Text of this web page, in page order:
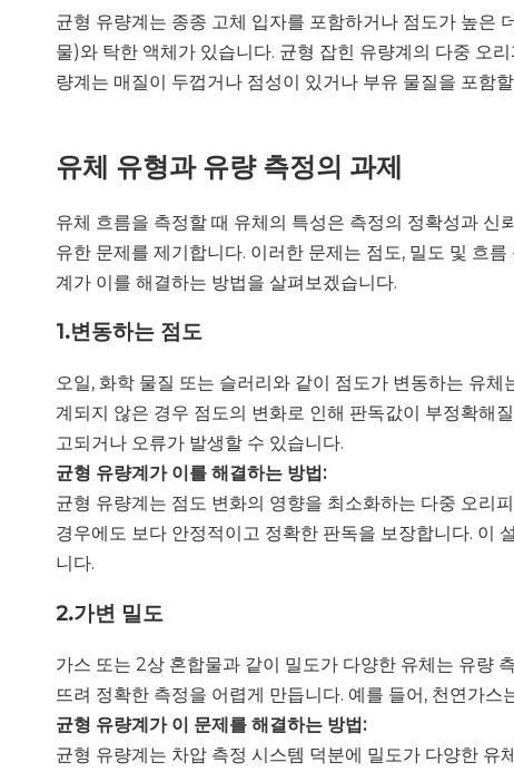
균형 유량계는 종종 고체 입자를 포함하거나 점도가 높은
물)와 탁한 액체가 있습니다. 균형 잡힌 유량계의 다중 오
량계는 매질이 두껍거나 점성이 있거나 부유 물질을 포함
유체 유형과 유량 측정의 과제
유체 흐름을 측정할 때 유체의 특성은 측정의 정확성과 신
유한 문제를 제기합니다. 이러한 문제는 점도, 밀도 및 흐
계가 이를 해결하는 방법을 살펴보겠습니다.
1.변동하는 점도
오일, 화학 물질 또는 슬러리와 같이 점도가 변동하는 유
계되지 않은 경우 점도의 변화로 인해 판독값이 부정확해
고되거나 오류가 발생할 수 있습니다.
균형 유량계가 이를 해결하는 방법:
균형 유량계는 점도 변화의 영향을 최소화하는 다중 오리
경우에도 보다 안정적이고 정확한 판독을 보장합니다. 이
니다.
2.가변 밀도
가스 또는 2상 혼합물과 같이 밀도가 다양한 유체는 유량
뜨려 정확한 측정을 어렵게 만듭니다. 예를 들어, 천연가
균형 유량계가 이 문제를 해결하는 방법:
균형 유량계는 차압 측정 시스템 덕분에 밀도가 다양한